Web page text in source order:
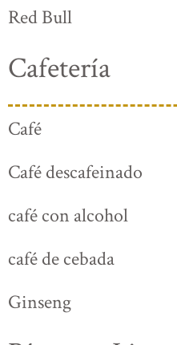
Red Bull
Cafetería
Café
Café descafeinado
café con alcohol
café de cebada
Ginseng